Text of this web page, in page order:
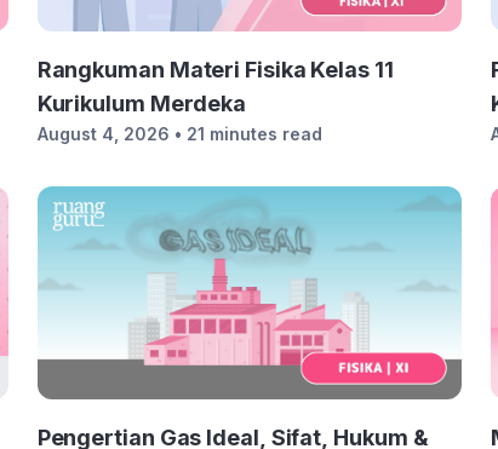
Rangkuman Materi Fisika Kelas 11
Kurikulum Merdeka
August 4, 2026 • 21 minutes read
Pengertian Gas Ideal, Sifat, Hukum &